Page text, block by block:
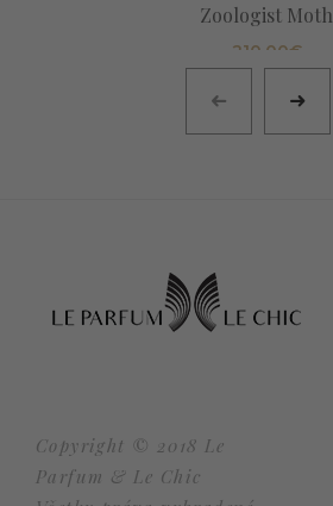
Zoologist Moth
210,00€
Copyright © 2018 Le
Parfum & Le Chic